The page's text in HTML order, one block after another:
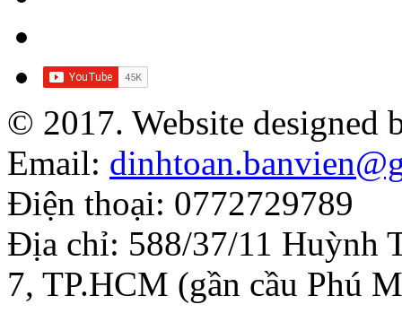
© 2017. Website designed
Email:
Điện thoại: 0772729789
Địa chỉ: 588/37/11 Huỳnh
7, TP.HCM (gần cầu Phú